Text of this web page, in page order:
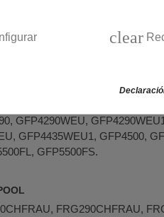
CO235SIFRIND,
FP305NSBP,
FP4435BI, FP4440,
GCO290,
GFP3500FL,
GFP4290WEU,
GFP4435WEU1, GFP4500,
GFP5500FS.
FRG290CHFRAU,
clear